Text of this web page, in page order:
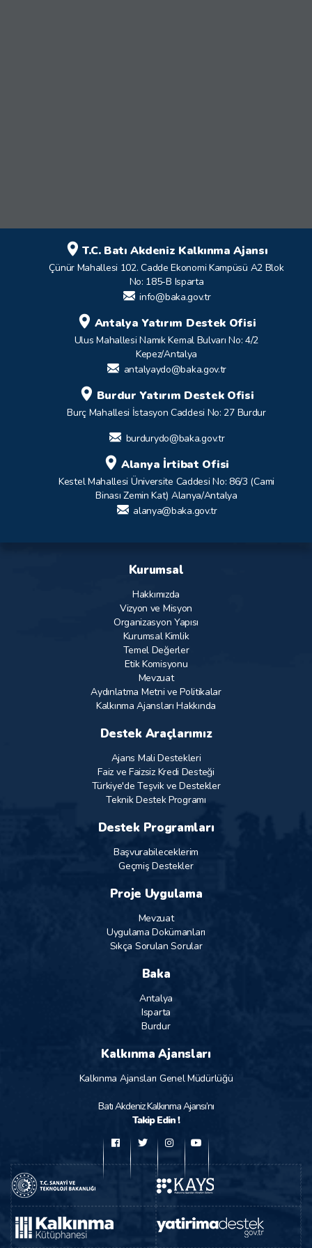
T.C. Batı Akdeniz Kalkınma Ajansı
Çünür Mahallesi 102. Cadde Ekonomi Kampüsü A2 Blok
No: 185-B Isparta
info@baka.gov.tr
Antalya Yatırım Destek Ofisi
Ulus Mahallesi Namık Kemal Bulvarı No: 4/2
Kepez/Antalya
antalyaydo@baka.gov.tr
Burdur Yatırım Destek Ofisi
Burç Mahallesi İstasyon Caddesi No: 27 Burdur
burdurydo@baka.gov.tr
Alanya İrtibat Ofisi
Kestel Mahallesi Üniversite Caddesi No: 86/3 (Cami
Binası Zemin Kat) Alanya/Antalya
alanya@baka.gov.tr
Kurumsal
Hakkımızda
Vizyon ve Misyon
Organizasyon Yapısı
Kurumsal Kimlik
Temel Değerler
Etik Komisyonu
Mevzuat
Aydınlatma Metni ve Politikalar
Kalkınma Ajansları Hakkında
Destek Araçlarımız
Ajans Mali Destekleri
Faiz ve Faizsiz Kredi Desteği
Türkiye'de Teşvik ve Destekler
Teknik Destek Programı
Destek Programları
Başvurabileceklerim
Geçmiş Destekler
Proje Uygulama
Mevzuat
Uygulama Dokümanları
Sıkça Sorulan Sorular
Baka
Antalya
Isparta
Burdur
Kalkınma Ajansları
Kalkınma Ajansları Genel Müdürlüğü
Batı Akdeniz Kalkınma Ajansı’nı
Takip Edin !